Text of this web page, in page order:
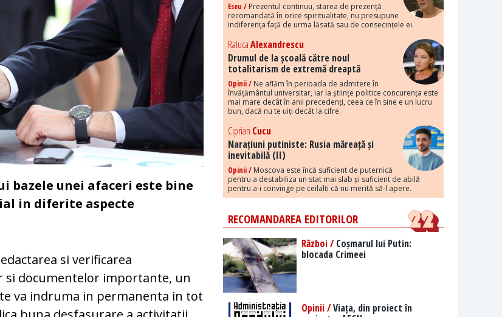
bazele unei afaceri este bine
in diferite aspecte
si verificarea
si documentelor importante, un
va indruma in permanenta in tot
Eseu / Prezentul continuu, starea de prezență
recomandată în orice spiritualitate, nu presupune
indiferența față de urma lăsată sau de consecințele ei.
RalucaAlexandrescu
Drumul de la școală către noul
totalitarism de extremă dreaptă
Opinii / Ne aflăm în perioada de admitere în
învățământul universitar, iar la științe politice concurența este
mai mare decât în anii precedenți, ceea ce în sine e un lucru
bun, dacă nu te uiți decât la cifre.
Ciprian Cucu
Narațiuni putiniste: Rusia măreață și
inevitabilă (II)
Opinii / Moscova este încă suficient de puternică
pentru a destabiliza un stat mai slab și suficient de abilă
pentru a-i convinge pe ceilalți că nu merită să-l apere.
RECOMANDAREA EDITORILOR
Război /Coșmarul lui Putin:
blocada Crimeei
Opinii /Viața, din proiect în